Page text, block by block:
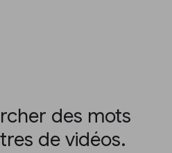
des mots
de vidéos.